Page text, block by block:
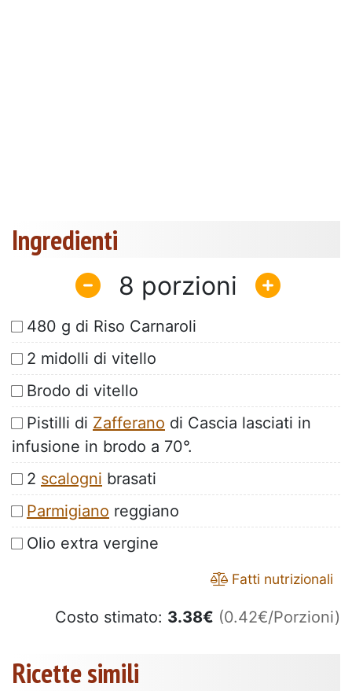
Ingredienti
8
480 g di Riso Carnaroli
2 midolli di vitello
Brodo di vitello
Pistilli di Zafferano di Cascia lasciati in
infusione in brodo a 70°.
2 scalogni brasati
Parmigiano reggiano
Olio extra vergine
Fatti nutrizionali
Costo stimato: 3.38€ (0.42€/Porzioni)
Ricette simili